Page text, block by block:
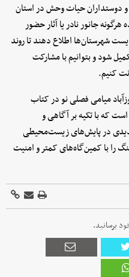
دوستداران حیات وحش در استان
جانور نادر یا آثار حضور
شهرستان‌ها اطلاع دهند تا روند
شود و بتوانیم با مشارکت
کنیم.
میامی فصلی نو در کتاب
که با تکیه بر آگاهی و
در پایش‌های زیست‌محیطی
را با کمین‌گاه‌های کمتر و امنیت
برسانید.